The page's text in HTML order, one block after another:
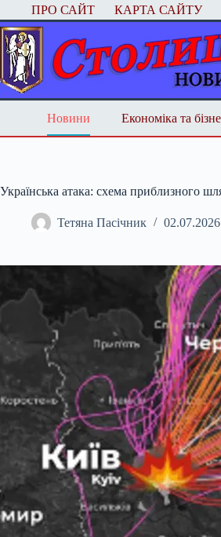
Перейти
до
вмісту
ПРО САЙТ КАРТА САЙТУ
Новини Економіка та
Українська атака: схема приблизного
Тетяна Пасічник 02.07.2026